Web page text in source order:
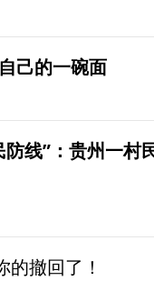
己的一碗面
线”：贵州一村
的撤回了！